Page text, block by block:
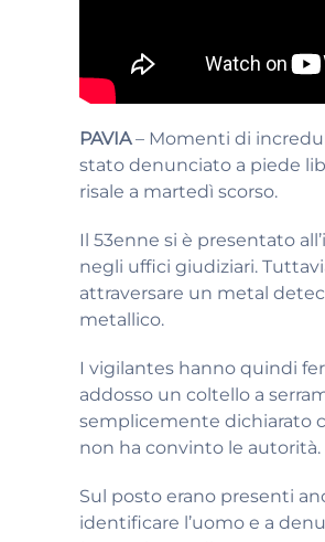
PAVIA– Momenti di
stato denunciato a piede
risale a martedì scorso.
Il 53enne si è presentato
negli uffici giudiziari.
attraversare un metal
metallico.
I vigilantes hanno quindi
addosso un coltello a
semplicemente dichiarato
non ha convinto le autorità.
Sul posto erano presenti
identificare l’uomo e a